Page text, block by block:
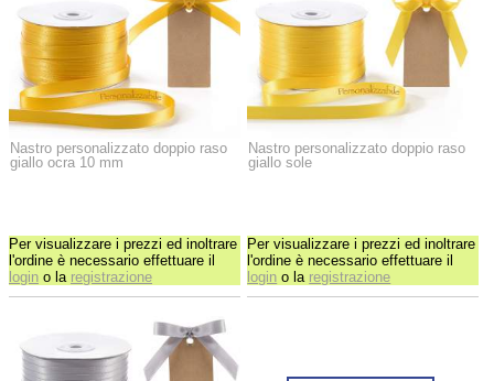
Nastro personalizzato doppio raso
giallo ocra 10 mm
Per visualizzare i prezzi ed inoltrare
l'ordine è necessario effettuare il
login o la registrazione
Nastro personalizzato doppio raso
giallo sole
Per visualizzare i prezzi ed inoltrare
l'ordine è necessario effettuare il
login o la registrazione